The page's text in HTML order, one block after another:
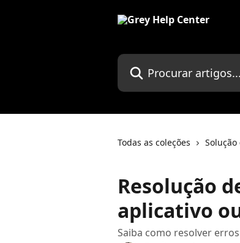
Procurar artigos...
Todas as coleções
Resolução
aplicativo
Saiba como resolver